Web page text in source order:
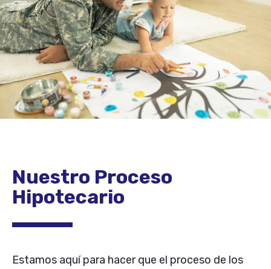
Nuestro Proceso
Hipotecario
Estamos aquí para hacer que el proceso de los